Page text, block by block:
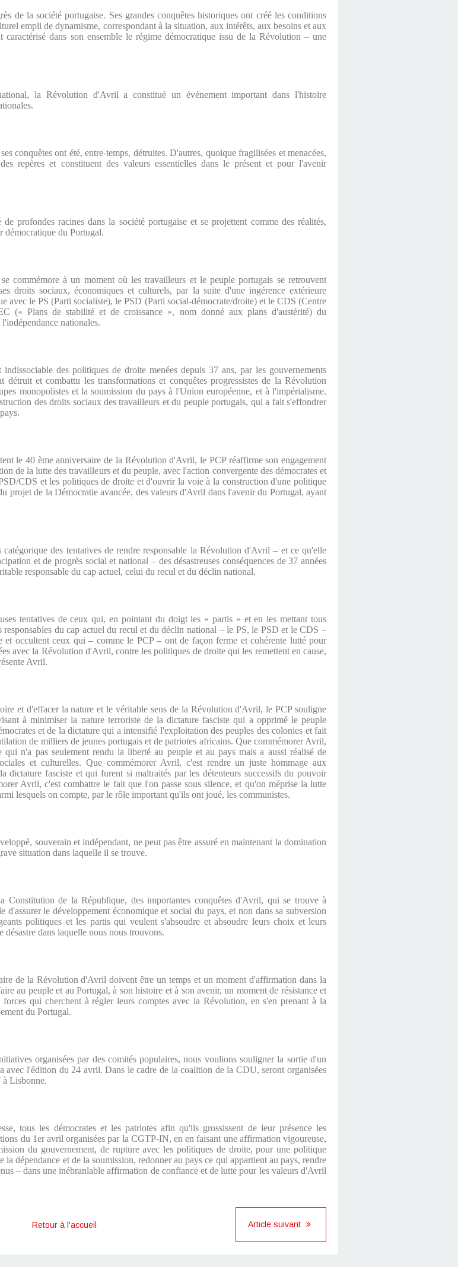
de la société portugaise. Ses grandes conquêtes historiques ont créé les conditions
empli de dynamisme, correspondant à la situation, aux intérêts, aux besoins et aux
dans son ensemble le régime démocratique issu de la Révolution – une
la Révolution d'Avril a constitué un événement important dans l'histoire
conquêtes ont été, entre-temps, détruites. D'autres, quoique fragilisées et menacées,
repères et constituent des valeurs essentielles dans le présent et pour l'avenir
profondes racines dans la société portugaise et se projettent comme des réalités,
démocratique du Portugal.
commémore à un moment où les travailleurs et le peuple portugais se retrouvent
droits sociaux, économiques et culturels, par la suite d'une ingérence extérieure
avec le PS (Parti socialiste), le PSD (Parti social-démocrate/droite) et le CDS (Centre
(« Plans de stabilité et de croissance », nom donné aux plans d'austérité) du
nationales.
des politiques de droite menées depuis 37 ans, par les gouvernements
et combattu les transformations et conquêtes progressistes de la Révolution
monopolistes et la soumission du pays à l'Union européenne, et à l'impérialisme.
des droits sociaux des travailleurs et du peuple portugais, qui a fait s'effondrer
le 40 ème anniversaire de la Révolution d'Avril, le PCP réaffirme son engagement
de la lutte des travailleurs et du peuple, avec l'action convergente des démocrates et
CDS et les politiques de droite et d'ouvrir la voie à la construction d'une politique
projet de la Démocratie avancée, des valeurs d'Avril dans l'avenir du Portugal, ayant
des tentatives de rendre responsable la Révolution d'Avril – et ce qu'elle
et de progrès social et national – des désastreuses conséquences de 37 années
responsable du cap actuel, celui du recul et du déclin national.
tentatives de ceux qui, en pointant du doigt les « partis » et en les mettant tous
responsables du cap actuel du recul et du déclin national – le PS, le PSD et le CDS –
occultent ceux qui – comme le PCP – ont de façon ferme et cohérente lutté pour
avec la Révolution d'Avril, contre les politiques de droite qui les remettent en cause,
Avril.
et d'effacer la nature et le véritable sens de la Révolution d'Avril, le PCP souligne
à minimiser la nature terroriste de la dictature fasciste qui a opprimé le peuple
et de la dictature qui a intensifié l'exploitation des peuples des colonies et fait
de milliers de jeunes portugais et de patriotes africains. Que commémorer Avril,
n'a pas seulement rendu la liberté au peuple et au pays mais a aussi réalisé de
et culturelles. Que commémorer Avril, c'est rendre un juste hommage aux
fasciste et qui furent si maltraités par les détenteurs successifs du pouvoir
Avril, c'est combattre le fait que l'on passe sous silence, et qu'on méprise la lutte
lesquels on compte, par le rôle important qu'ils ont joué, les communistes.
souverain et indépendant, ne peut pas être assuré en maintenant la domination
situation dans laquelle il se trouve.
Constitution de la République, des importantes conquêtes d'Avril, qui se trouve à
le développement économique et social du pays, et non dans sa subversion
politiques et les partis qui veulent s'absoudre et absoudre leurs choix et leurs
dans laquelle nous nous trouvons.
de la Révolution d'Avril doivent être un temps et un moment d'affirmation dans la
au peuple et au Portugal, à son histoire et à son avenir, un moment de résistance et
qui cherchent à régler leurs comptes avec la Révolution, en s'en prenant à la
du Portugal.
organisées par des comités populaires, nous voulions souligner la sortie d'un
l'édition du 24 avril. Dans le cadre de la coalition de la CDU, seront organisées
à Lisbonne.
tous les démocrates et les patriotes afin qu'ils grossissent de leur présence les
du 1er avril organisées par la CGTP-IN, en en faisant une affirmation vigoureuse,
du gouvernement, de rupture avec les politiques de droite, pour une politique
dépendance et de la soumission, redonner au pays ce qui appartient au pays, rendre
– dans une inébranlable affirmation de confiance et de lutte pour les valeurs d'Avril
Article suivant
Retour à l'accueil